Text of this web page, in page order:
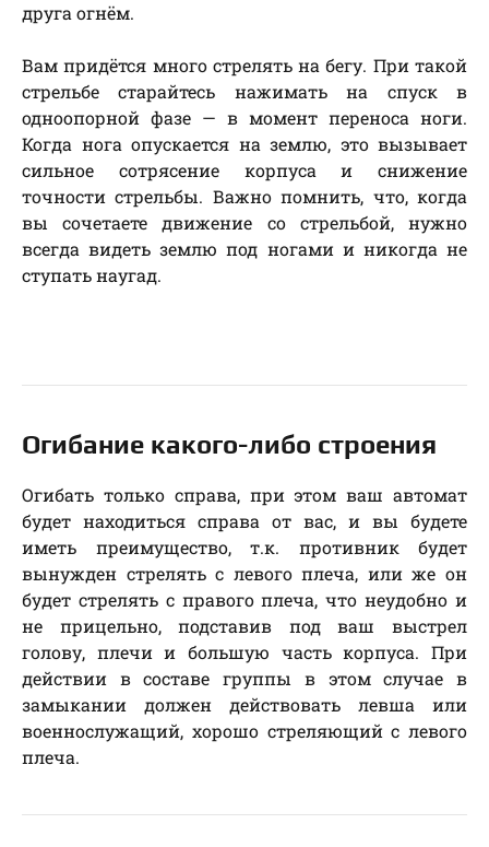
друга огнём.
Вам придётся много стрелять на бегу. При такой
стрельбе старайтесь нажимать на спуск в
одноопорной фазе — в момент переноса ноги.
Когда нога опускается на землю, это вызывает
сильное сотрясение корпуса и снижение
точности стрельбы. Важно помнить, что, когда
вы сочетаете движение со стрельбой, нужно
всегда видеть землю под ногами и никогда не
ступать наугад.
Огибание какого-либо строения
Огибать только справа, при этом ваш автомат
будет находиться справа от вас, и вы будете
иметь преимущество, т.к. противник будет
вынужден стрелять с левого плеча, или же он
будет стрелять с правого плеча, что неудобно и
не прицельно, подставив под ваш выстрел
голову, плечи и большую часть корпуса. При
действии в составе группы в этом случае в
замыкании должен действовать левша или
военнослужащий, хорошо стреляющий с левого
плеча.